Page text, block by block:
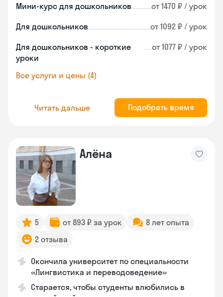
Мини-курс для дошкольников от 1470 ₽ / урок
Для дошкольников от 1092 ₽ / урок
Для дошкольников - короткие
уроки
от 1077 ₽ / урок
Все услуги и цены (4)
Читать дальше Подобрать время
Алёна
5 от 893 ₽ за урок
8 лет опыта
2 отзыва
Окончила университет по специальности
«Лингвистика и переводоведение»
Старается, чтобы студенты влюбились в